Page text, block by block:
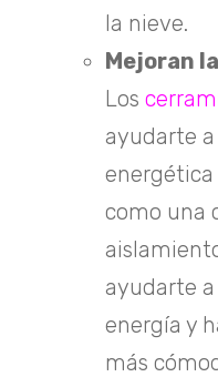
la nieve.
Mejoran
Los
ayudarte
como una
ayudarte
energía y
más